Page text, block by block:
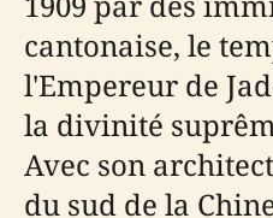
cantonaise, le
l'Empereur de
la divinité
Avec son
du sud de la